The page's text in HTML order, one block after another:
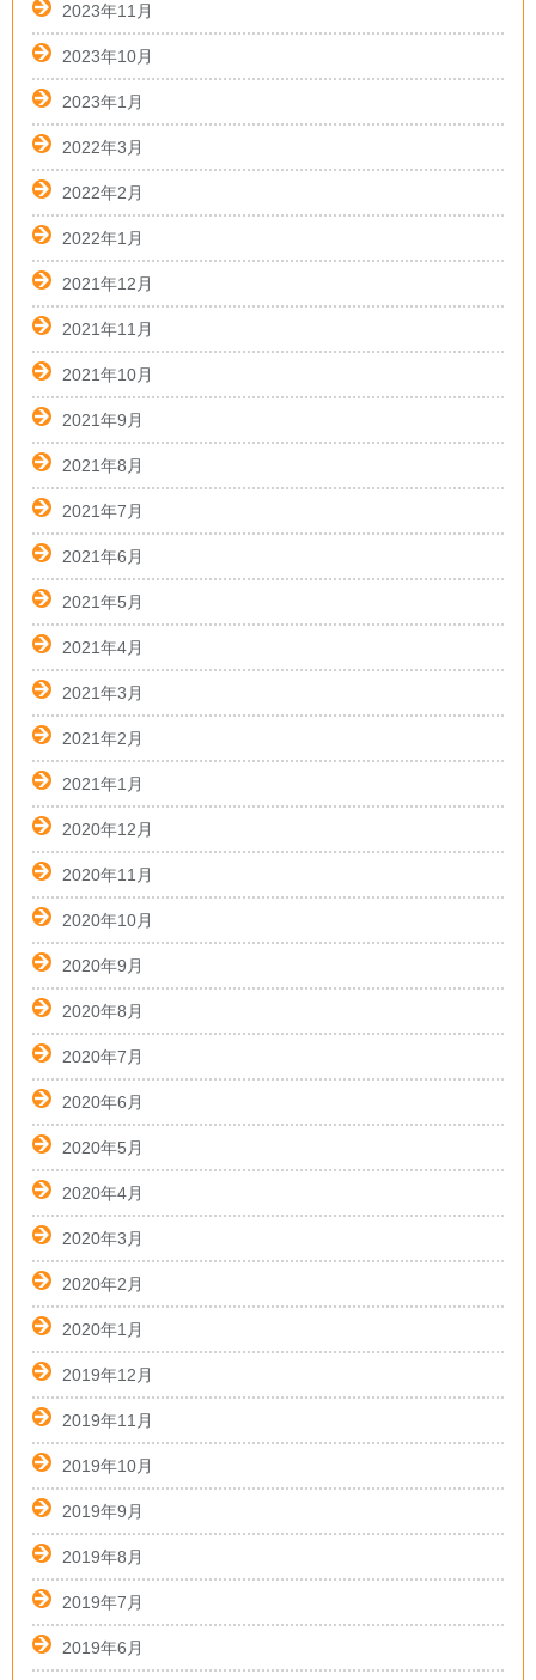
2023年11月
2023年10月
2023年1月
2022年3月
2022年2月
2022年1月
2021年12月
2021年11月
2021年10月
2021年9月
2021年8月
2021年7月
2021年6月
2021年5月
2021年4月
2021年3月
2021年2月
2021年1月
2020年12月
2020年11月
2020年10月
2020年9月
2020年8月
2020年7月
2020年6月
2020年5月
2020年4月
2020年3月
2020年2月
2020年1月
2019年12月
2019年11月
2019年10月
2019年9月
2019年8月
2019年7月
2019年6月